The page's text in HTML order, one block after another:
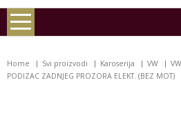
Home Svi proizvodi Karoserija VW
PODIZAC ZADNJEG PROZORA ELEKT. (BEZ MOT)